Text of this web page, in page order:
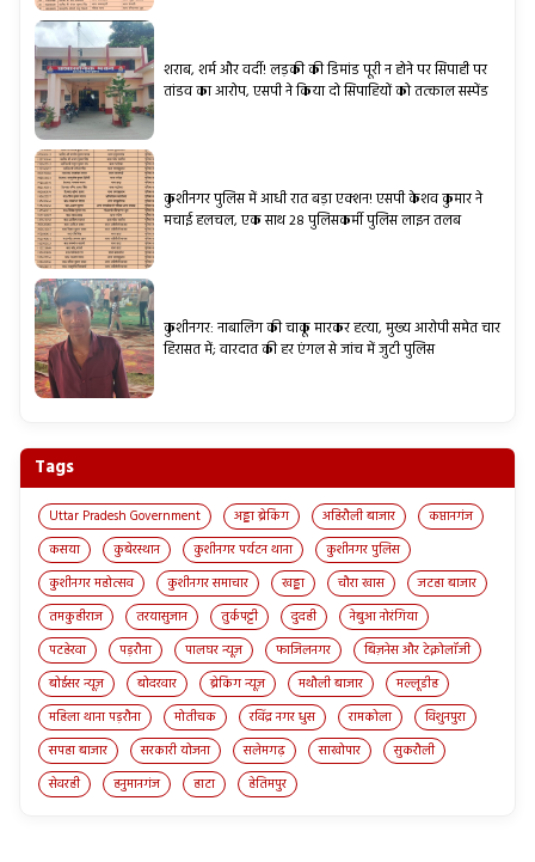
शराब, शर्म और वर्दी! लड़की की डिमांड पूरी न होने पर सिपाही पर
तांडव का आरोप, एसपी ने किया दो सिपाहियों को तत्काल सस्पेंड
कुशीनगर पुलिस में आधी रात बड़ा एक्शन! एसपी केशव कुमार ने
मचाई हलचल, एक साथ 28 पुलिसकर्मी पुलिस लाइन तलब
कुशीनगर: नाबालिग की चाकू मारकर हत्या, मुख्य आरोपी समेत चार
हिरासत में; वारदात की हर एंगल से जांच में जुटी पुलिस
Tags
Uttar Pradesh Government अड्डा ब्रेकिंग अहिरौली बाजार
कप्तानगंज
कसया
कुबेरस्थान कुशीनगर पर्यटन थाना
कुशीनगर पुलिस
कुशीनगर महोत्सव
कुशीनगर समाचार खड्डा चौरा खास
जटहा बाजार
तमकुहीराज
तरयासुजान तुर्कपट्टी दुदही
नेबुआ नोरंगिया
पटहेरवा
पड़रौना पालघर न्यूज़ फाजिलनगर
बिज़नेस और टेक्नोलॉजी
बोईसर न्यूज़
बोदरवार ब्रेकिंग न्यूज़ मथौली बाजार
मल्लूडीह
महिला थाना पड़रौना
मोतीचक रविंद्र नगर धुस रामकोला
विशुनपुरा
सपहा बाजार
सरकारी योजना सलेमगढ़ साखोपार
सुकरौली
सेवरही
हनुमानगंज हाटा हेतिमपुर